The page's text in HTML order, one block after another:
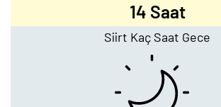
14 Saat
Siirt Kaç Saat Gece